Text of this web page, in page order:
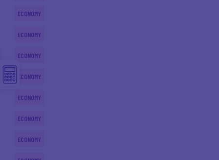
ECONOMY
ECONOMY
ECONOMY
ECONOMY
ECONOMY
ECONOMY
ECONOMY